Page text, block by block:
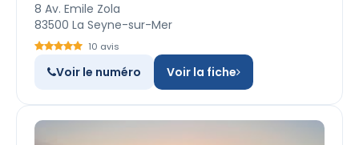
8 Av. Emile Zola
83500 La Seyne-sur-Mer
10 avis
Voir le numéro Voir la fiche